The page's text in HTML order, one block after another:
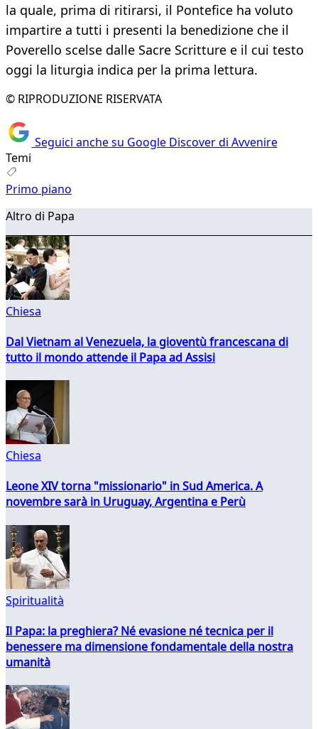
la quale, prima di ritirarsi, il Pontefice ha voluto
impartire a tutti i presenti la benedizione che il
Poverello scelse dalle Sacre Scritture e il cui testo
oggi la liturgia indica per la prima lettura.
© RIPRODUZIONE RISERVATA
Seguici anche su Google Discover di Avvenire
Temi
Primo piano
Altro di Papa
Chiesa
Dal Vietnam al Venezuela, la gioventù francescana di
tutto il mondo attende il Papa ad Assisi
Chiesa
Leone XIV torna "missionario" in Sud America. A
novembre sarà in Uruguay, Argentina e Perù
Spiritualità
Il Papa: la preghiera? Né evasione né tecnica per il
benessere ma dimensione fondamentale della nostra
umanità